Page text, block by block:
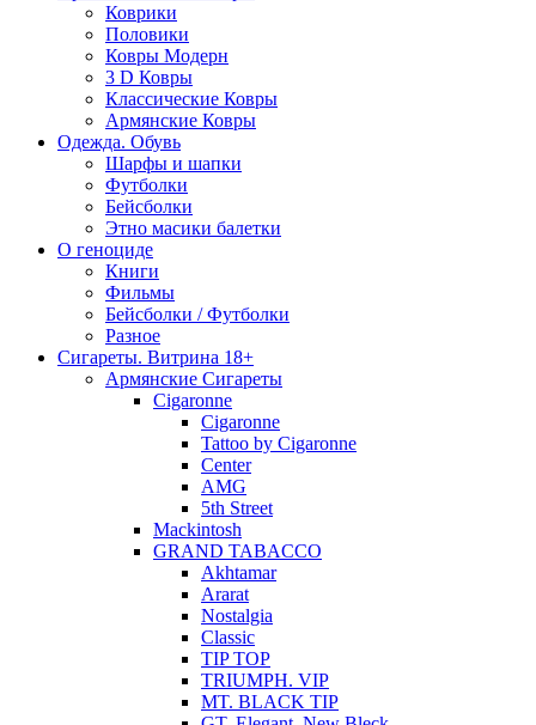
Коврики
Половики
Ковры Модерн
3 D Ковры
Классические Ковры
Армянские Ковры
Одежда. Обувь
Шарфы и шапки
Футболки
Бейсболки
Этно масики балетки
О геноциде
Книги
Фильмы
Бейсболки / Футболки
Разное
Сигареты. Витрина 18+
Армянские Сигареты
Cigaronne
Cigaronne
Tattoo by Cigaronne
Center
AMG
5th Street
Mackintosh
GRAND TABACCO
Akhtamar
Ararat
Nostalgia
Classic
TIP TOP
TRIUMPH. VIP
MT. BLACK TIP